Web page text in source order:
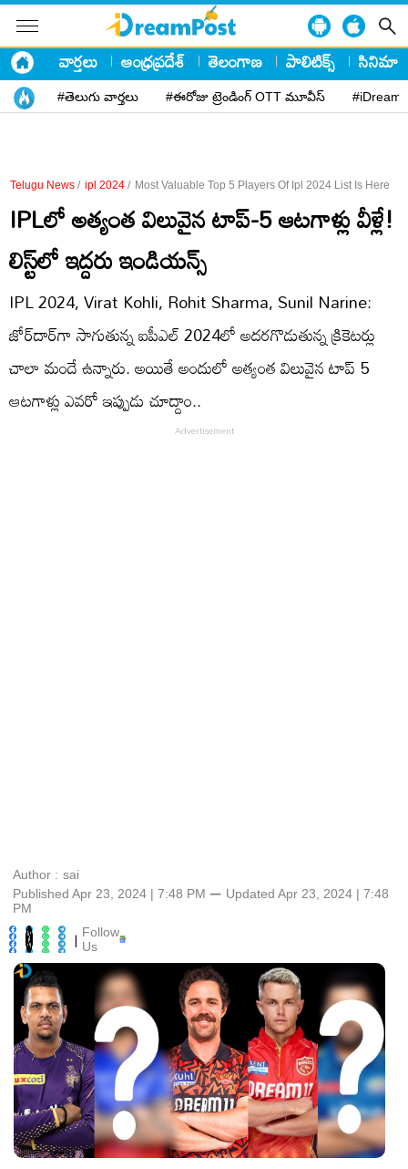
వార్తలు ఆంధ్రప్రదేశ్ తెలంగాణ పాలిటిక్స్ సినిమా
#తెలుగు వార్తలు #ఈరోజు ట్రెండింగ్ OTT మూవీస్
Telugu News / ipl 2024 / Most Valuable Top 5 Players Of Ipl 2024 List Is Here
IPLలో అత్యంత విలువైన టాప్‌-5 ఆటగాళ్లు వీళ్లే!
లిస్ట్‌లో ఇద్దరు ఇండియన్స్‌
IPL 2024, Virat Kohli, Rohit Sharma, Sunil Narine:
జోర్‌దార్‌గా సాగుతున్న ఐపీఎల్‌ 2024లో అదరగొడుతున్న క్రికెటర్లు
చాలా మందే ఉన్నారు. అయితే అందులో అత్యంత విలువైన టాప్‌ 5
ఆటగాళ్లు ఎవరో ఇప్పుడు చూద్దాం..
Author : sai
Published Apr 23, 2024 | 7:48 PM ⚊ Updated Apr 23, 2024 | 7:48
PM
| Follow
Us